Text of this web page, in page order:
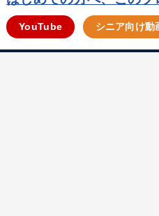
YouTube シニア向け動